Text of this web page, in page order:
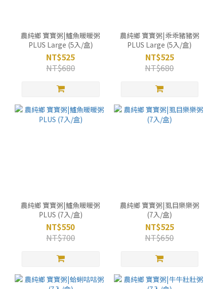
農純鄉 寶寶粥|鱸魚暖暖粥
PLUS Large (5入/盒)
NT$525
NT$680
農純鄉 寶寶粥|乖乖豬豬粥
PLUS Large (5入/盒)
NT$525
NT$680
農純鄉 寶寶粥|鱸魚暖暖粥
PLUS (7入/盒)
NT$550
NT$700
農純鄉 寶寶粥|虱目樂樂粥
(7入/盒)
NT$525
NT$650